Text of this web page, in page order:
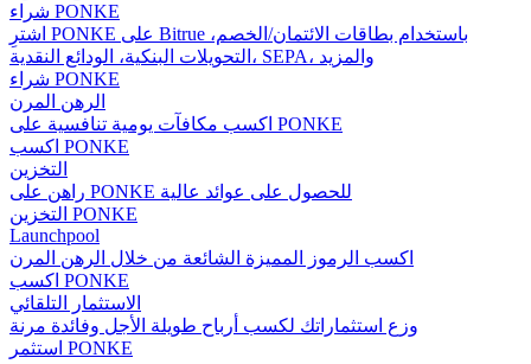
استراتيجيات التداول
تعلم كيفية البقاء مربحة
شراء PONKE
اشترِ PONKE على Bitrue باستخدام بطاقات الائتمان/الخصم،
التحويلات البنكية، الودائع النقدية، SEPA، والمزيد
شراء PONKE
الرهن المرن
اكسب مكافآت يومية تنافسية على PONKE
اكسب PONKE
التخزين
راهن على PONKE للحصول على عوائد عالية
التخزين PONKE
Launchpool
اكسب الرموز المميزة الشائعة من خلال الرهن المرن
اكسب PONKE
الاستثمار التلقائي
وزع استثماراتك لكسب أرباح طويلة الأجل وفائدة مرنة
استثمر PONKE